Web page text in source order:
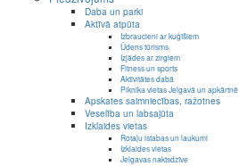
Daba un parki
Aktīvā atpūta
Izbraucieni ar kuģīšiem
Ūdens tūrisms
Izjādes ar zirgiem
Fitness un sports
Aktivitātes dabā
Piknika vietas Jelgavā un apkārtnē
Apskates saimniecības, ražotnes
Veselība un labsajūta
Izklaides vietas
Rotaļu istabas un laukumi
Izklaides vietas
Jelgavas naktsdzīve